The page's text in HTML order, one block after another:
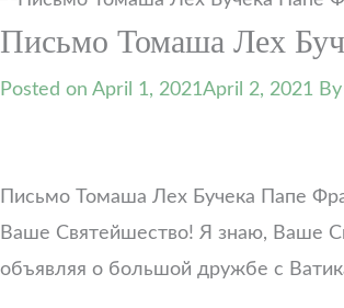
Письмо Томаша Лех
Posted on April 1, 2021April 2, 2021
Письмо Томаша Лех Бучека Папе
Ваше Святейшество! Я знаю, Ваше
объявляя о большой дружбе с